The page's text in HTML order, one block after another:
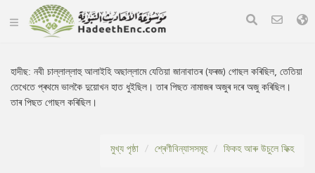
হাদীছ:নবী চাল্লাল্লাহু আলাইহি অছাল্লামে যেতিয়া জানাবাতৰ (ফৰজ) গোছল কৰিছিল, তেতিয়া
তেখেতে প্ৰথমে ভালকৈ দুয়োখন হাত ধুইছিল। তাৰ পিছত নামাজৰ অজুৰ দৰে অজু কৰিছিল।
তাৰ পিছত গোছল কৰিছিল।
মুখ্য পৃষ্ঠা শ্ৰেণীবিন্যাসসমূহ ফিকহ আৰু উচুলে ফিক্হ